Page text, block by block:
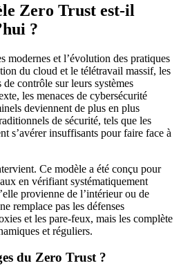
Zero Trust est-il
?
modernes et l’évolution des pratiques
du cloud et le télétravail massif, les
contrôle sur leurs systèmes
les menaces de cybersécurité
deviennent de plus en plus
de sécurité, tels que les
s’avérer insuffisants pour faire face à
Ce modèle a été conçu pour
en vérifiant systématiquement
provienne de l’intérieur ou de
remplace pas les défenses
et les pare-feux, mais les complète
et réguliers.
du Zero Trust ?